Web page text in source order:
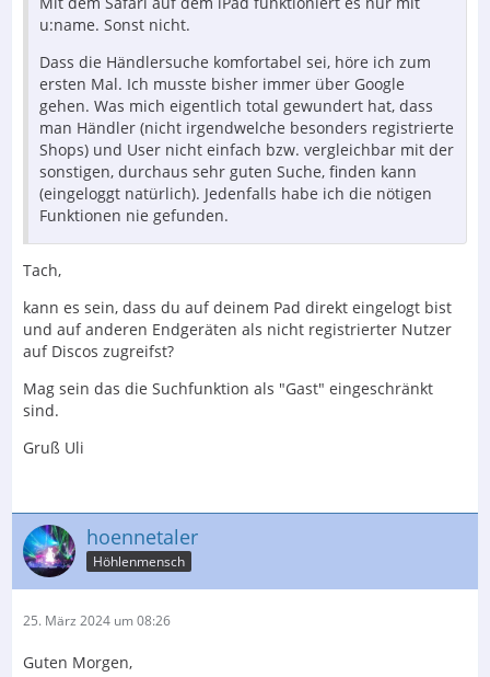
u:name. Sonst nicht.
Dass die Händlersuche komfortabel sei, höre ich zum
ersten Mal. Ich musste bisher immer über Google
gehen. Was mich eigentlich total gewundert hat, dass
man Händler (nicht irgendwelche besonders registrierte
Shops) und User nicht einfach bzw. vergleichbar mit der
sonstigen, durchaus sehr guten Suche, finden kann
(eingeloggt natürlich). Jedenfalls habe ich die nötigen
Funktionen nie gefunden.
Tach,
kann es sein, dass du auf deinem Pad direkt eingelogt bist
und auf anderen Endgeräten als nicht registrierter Nutzer
auf Discos zugreifst?
Mag sein das die Suchfunktion als "Gast" eingeschränkt
sind.
Gruß Uli
hoennetaler
Höhlenmensch
25. März 2024 um 08:26
Guten Morgen,